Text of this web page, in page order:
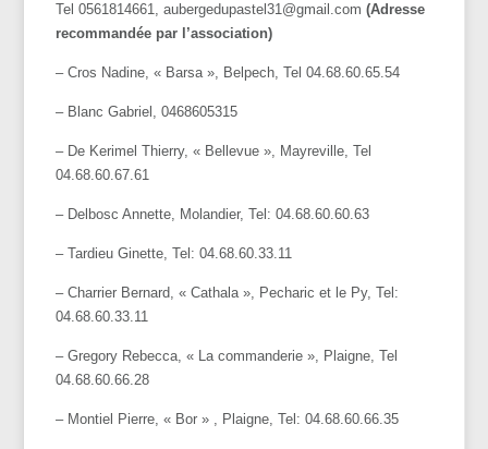
Tel 0561814661, aubergedupastel31@gmail.com(Adresse
recommandée par l’association)
– Cros Nadine, « Barsa », Belpech, Tel 04.68.60.65.54
– Blanc Gabriel, 0468605315
– De Kerimel Thierry, « Bellevue », Mayreville, Tel
04.68.60.67.61
– Delbosc Annette, Molandier, Tel: 04.68.60.60.63
– Tardieu Ginette, Tel: 04.68.60.33.11
– Charrier Bernard, « Cathala », Pecharic et le Py, Tel:
04.68.60.33.11
– Gregory Rebecca, « La commanderie », Plaigne, Tel
04.68.60.66.28
– Montiel Pierre, « Bor » , Plaigne, Tel: 04.68.60.66.35